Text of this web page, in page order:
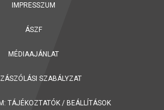
IMPRESSZUM
ÁSZF
MÉDIAAJÁNLAT
SZABÁLYZAT
TÁJÉKOZTATÓK / BEÁLLÍTÁSOK